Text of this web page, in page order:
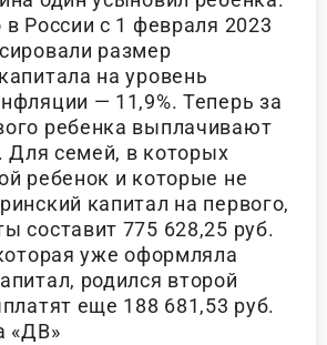
России с 1 февраля 2023
размер
на уровень
— 11,9%. Теперь за
ребенка выплачивают
Для семей, в которых
ребенок и которые не
капитал на первого,
составит 775 628,25 руб.
уже оформляла
родился второй
еще 188 681,53 руб.
«ДВ»